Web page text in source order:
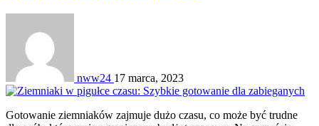
nww24 17 marca, 2023
Gotowanie ziemniaków zajmuje dużo czasu, co może być trudne